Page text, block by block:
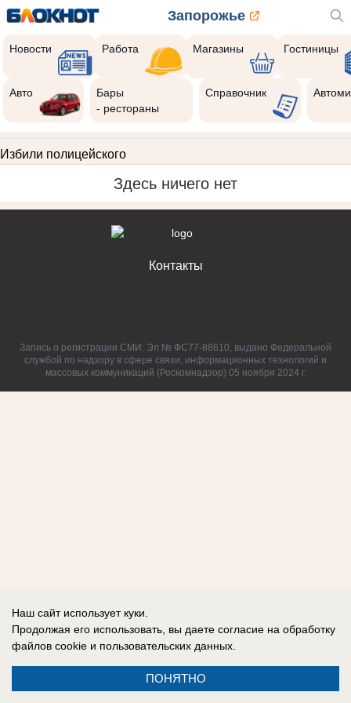
Запорожье
Новости Работа Магазины Гостиницы
Авто
Бары
- рестораны
Справочник
Избили полицейского
Здесь ничего нет
Контакты
Запись о регистрации СМИ: Эл № ФС77-88610, выдано Федеральной
службой по надзору в сфере связи, информационных технологий и
массовых коммуникаций (Роскомнадзор) 05 ноября 2024 г.
Наш сайт использует куки.
Продолжая его использовать, вы даете согласие на обработку
файлов cookie и пользовательских данных.
ПОНЯТНО